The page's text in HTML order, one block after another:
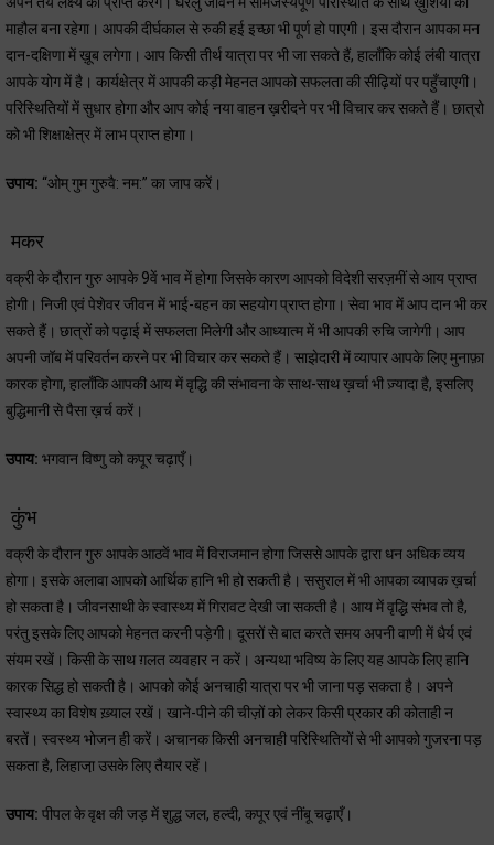
माहौल बना रहेगा। आपकी दीर्घकाल से रुकी हई इच्छा भी पूर्ण हो पाएगी। इस दौरान आपका मन
दान-दक्षिणा में ख़ूब लगेगा। आप किसी तीर्थ यात्रा पर भी जा सकते हैं, हालाँकि कोई लंबी यात्रा
आपके योग में है। कार्यक्षेत्र में आपकी कड़ी मेहनत आपको सफलता की सीढ़ियों पर पहुँचाएगी।
परिस्थितियों में सुधार होगा और आप कोई नया वाहन ख़रीदने पर भी विचार कर सकते हैं। छात्रो
को भी शिक्षाक्षेत्र में लाभ प्राप्त होगा।
उपाय: “ओम् गुम गुरुवै: नम:” का जाप करें।
मकर
वक्री के दौरान गुरु आपके 9वें भाव में होगा जिसके कारण आपको विदेशी सरज़मीं से आय प्राप्त
होगी। निजी एवं पेशेवर जीवन में भाई-बहन का सहयोग प्राप्त होगा। सेवा भाव में आप दान भी कर
सकते हैं। छात्रों को पढ़ाई में सफलता मिलेगी और आध्यात्म में भी आपकी रुचि जागेगी। आप
अपनी जॉब में परिवर्तन करने पर भी विचार कर सकते हैं। साझेदारी में व्यापार आपके लिए मुनाफ़ा
कारक होगा, हालाँकि आपकी आय में वृद्धि की संभावना के साथ-साथ ख़र्चा भी ज़्यादा है, इसलिए
बुद्धिमानी से पैसा ख़र्च करें।
उपाय: भगवान विष्णु को कपूर चढ़ाएँ।
कुंभ
वक्री के दौरान गुरु आपके आठवें भाव में विराजमान होगा जिससे आपके द्वारा धन अधिक व्यय
होगा। इसके अलावा आपको आर्थिक हानि भी हो सकती है। ससुराल में भी आपका व्यापक ख़र्चा
हो सकता है। जीवनसाथी के स्वास्थ्य में गिरावट देखी जा सकती है। आय में वृद्धि संभव तो है,
परंतु इसके लिए आपको मेहनत करनी पड़ेगी। दूसरों से बात करते समय अपनी वाणी में धैर्य एवं
संयम रखें। किसी के साथ ग़लत व्यवहार न करें। अन्यथा भविष्य के लिए यह आपके लिए हानि
कारक सिद्ध हो सकती है। आपको कोई अनचाही यात्रा पर भी जाना पड़ सकता है। अपने
स्वास्थ्य का विशेष ख़्याल रखें। खाने-पीने की चीज़ों को लेकर किसी प्रकार की कोताही न
बरतें। स्वस्थ्य भोजन ही करें। अचानक किसी अनचाही परिस्थितियों से भी आपको गुजरना पड़
सकता है, लिहाजा़ उसके लिए तैयार रहें।
उपाय: पीपल के वृक्ष की जड़ में शुद्ध जल, हल्दी, कपूर एवं नींबू चढ़ाएँ।